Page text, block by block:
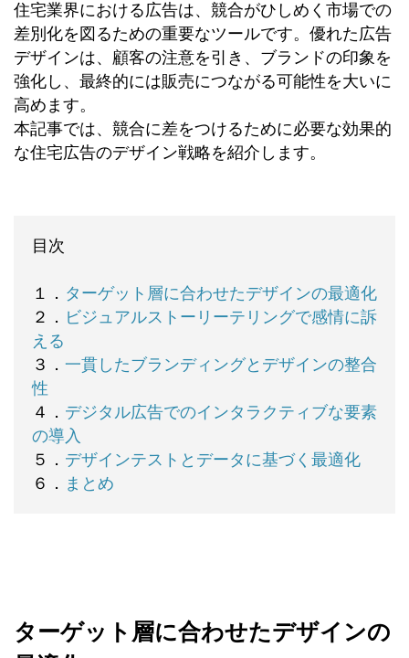
住宅業界における広告は、競合がひしめく市場での
差別化を図るための重要なツールです。優れた広告
デザインは、顧客の注意を引き、ブランドの印象を
強化し、最終的には販売につながる可能性を大いに
高めます。
本記事では、競合に差をつけるために必要な効果的
な住宅広告のデザイン戦略を紹介します。
目次
１． ターゲット層に合わせたデザインの最適化
２． ビジュアルストーリーテリングで感情に訴
える
３． 一貫したブランディングとデザインの整合
性
４． デジタル広告でのインタラクティブな要素
の導入
５． デザインテストとデータに基づく最適化
６． まとめ
ターゲット層に合わせたデザインの